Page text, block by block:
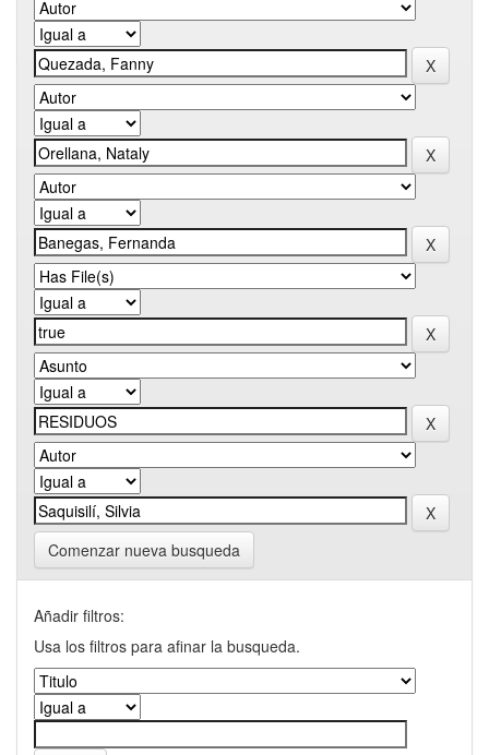
Comenzar nueva busqueda
Añadir filtros:
Usa los filtros para afinar la busqueda.